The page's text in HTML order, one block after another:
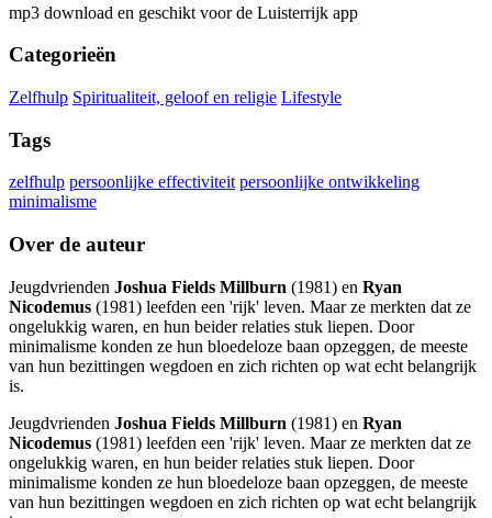
mp3 download en geschikt voor de Luisterrijk app
Categorieën
Zelfhulp Spiritualiteit, geloof en religie Lifestyle
Tags
zelfhulp persoonlijke effectiviteit persoonlijke ontwikkeling
minimalisme
Over de auteur
Jeugdvrienden Joshua Fields Millburn (1981) en Ryan
Nicodemus (1981) leefden een 'rijk' leven. Maar ze merkten dat ze
ongelukkig waren, en hun beider relaties stuk liepen. Door
minimalisme konden ze hun bloedeloze baan opzeggen, de meeste
van hun bezittingen wegdoen en zich richten op wat echt belangrijk
is.
Jeugdvrienden Joshua Fields Millburn (1981) en Ryan
Nicodemus (1981) leefden een 'rijk' leven. Maar ze merkten dat ze
ongelukkig waren, en hun beider relaties stuk liepen. Door
minimalisme konden ze hun bloedeloze baan opzeggen, de meeste
van hun bezittingen wegdoen en zich richten op wat echt belangrijk